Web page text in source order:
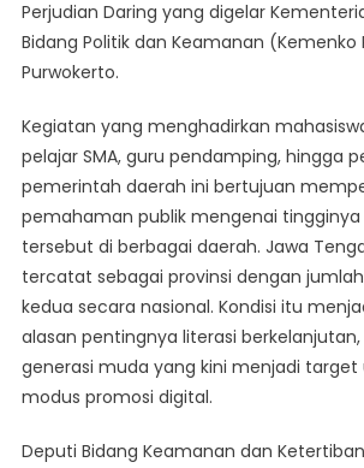
Perjudian Daring yang digelar
Bidang Politik dan Keamanan (Kemenko
Purwokerto.
Kegiatan yang menghadirkan
pelajar SMA, guru pendamping, hingga
pemerintah daerah ini bertujuan
pemahaman publik mengenai tingginya
tersebut di berbagai daerah. Jawa
tercatat sebagai provinsi dengan
kedua secara nasional. Kondisi itu
alasan pentingnya literasi
generasi muda yang kini menjadi
modus promosi digital.
Deputi Bidang Keamanan dan